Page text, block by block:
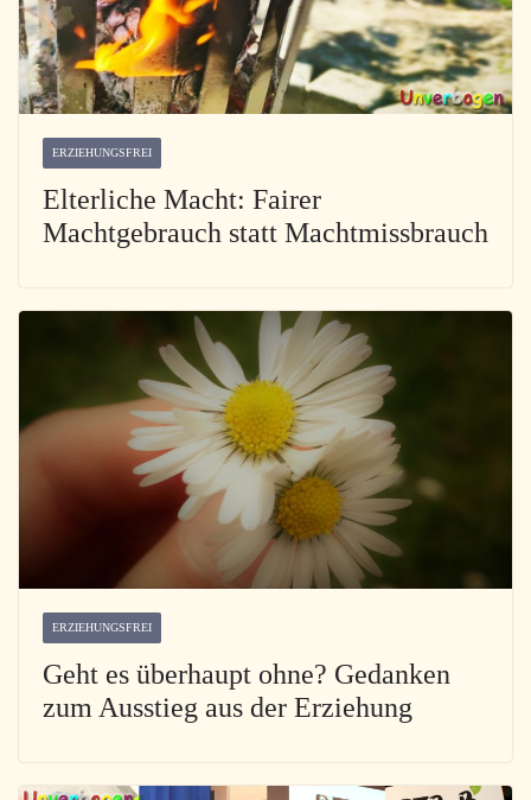
ERZIEHUNGSFREI
Elterliche Macht: Fairer
Machtgebrauch statt Machtmissbrauch
ERZIEHUNGSFREI
Geht es überhaupt ohne? Gedanken
zum Ausstieg aus der Erziehung